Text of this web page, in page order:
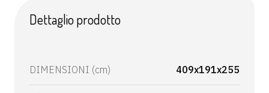
Dettaglio prodotto
DIMENSIONI (cm) 409x191x255